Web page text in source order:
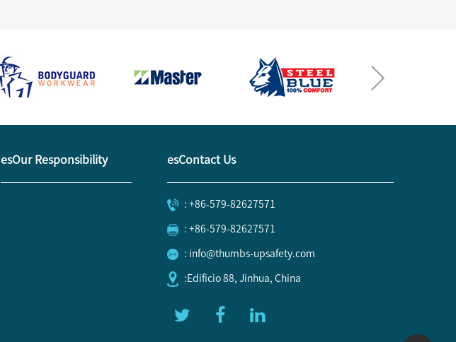
esOur Responsibility esContact Us
: +86-579-82627571
: +86-579-82627571
: info@thumbs-upsafety.com
:Edificio 88, Jinhua, China